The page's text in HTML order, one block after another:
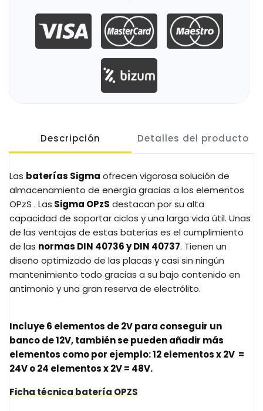
Descripción Detalles del producto
Las baterías Sigma ofrecen vigorosa solución de
almacenamiento de energía gracias a los elementos
OPzS . Las Sigma OPzS destacan por su alta
capacidad de soportar ciclos y una larga vida útil. Unas
de las ventajas de estas baterías es el cumplimiento
de las normas DIN 40736 y DIN 40737. Tienen un
diseño optimizado de las placas y casi sin ningún
mantenimiento todo gracias a su bajo contenido en
antimonio y una gran reserva de electrólito.
Incluye 6 elementos de 2V para conseguir un
banco de 12V, también se pueden añadir más
elementos como por ejemplo: 12 elementos x 2V =
24V o 24 elementos x 2V = 48V.
Ficha técnica batería OPZS